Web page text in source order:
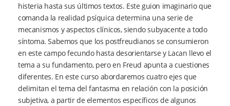
histeria hasta sus últimos textos. Este guion imaginario que
comanda la realidad psíquica determina una serie de
mecanismos y aspectos clínicos, siendo subyacente a todo
síntoma. Sabemos que los postfreudianos se consumieron
en este campo fecundo hasta desorientarse y Lacan llevo el
tema a su fundamento, pero en Freud apunta a cuestiones
diferentes. En este curso abordaremos cuatro ejes que
delimitan el tema del fantasma en relación con la posición
subjetiva, a partir de elementos específicos de algunos